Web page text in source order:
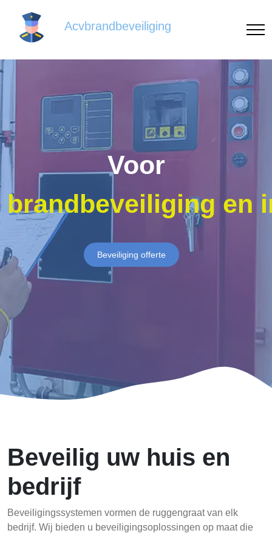
Acvbrandbeveiliging
Voor
brandbeveiliging en
Beveiliging offerte
Beveilig uw huis en
bedrijf
Beveiligingssystemen vormen de ruggengraat van elk
bedrijf. Wij bieden u beveiligingsoplossingen op maat die